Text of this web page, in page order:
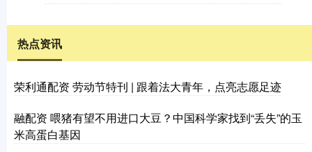
热点资讯
荣利通配资 劳动节特刊 | 跟着法大青年，点亮志愿足迹
融配资 喂猪有望不用进口大豆？中国科学家找到“丢失”的玉
米高蛋白基因